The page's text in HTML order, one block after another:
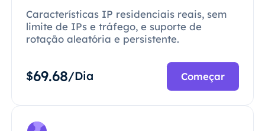
Características IP residenciais reais, sem
limite de IPs e tráfego, e suporte de
rotação aleatória e persistente.
$69.68/Dia Começar